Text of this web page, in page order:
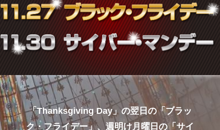
「Thanksgiving Day」の翌日の「ブラッ
ク・フライデー」、週明け月曜日の「サイ